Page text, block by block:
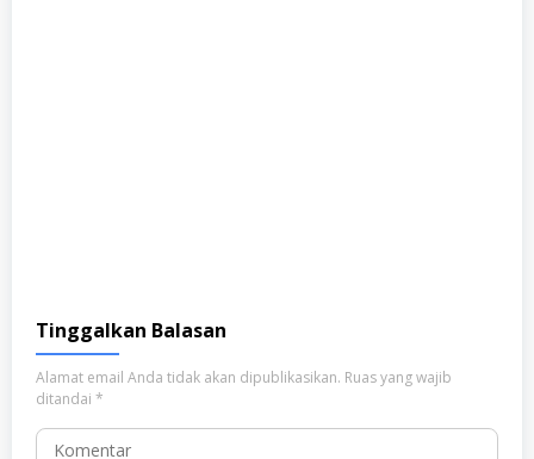
Tinggalkan Balasan
Alamat email Anda tidak akan dipublikasikan. Ruas yang wajib
ditandai *